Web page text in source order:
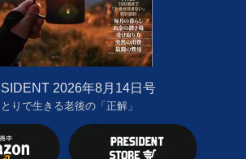
2026年8月14日号
りで生きる老後の「正解」